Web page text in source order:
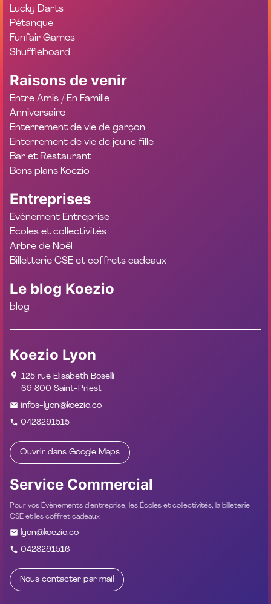
Lucky Darts
Pétanque
Funfair Games
Shuffleboard
Raisons de venir
Entre Amis / En Famille
Anniversaire
Enterrement de vie de garçon
Enterrement de vie de jeune fille
Bar et Restaurant
Bons plans Koezio
Entreprises
Evènement Entreprise
Ecoles et collectivités
Arbre de Noël
Billetterie CSE et coffrets cadeaux
Le blog Koezio
blog
Koezio Lyon
125 rue Elisabeth Boselli
69 800 Saint-Priest
infos-lyon@koezio.co
0428291515
Ouvrir dans Google Maps
Service Commercial
Pour vos Évènements d’entreprise, les Écoles et collectivités, la billeterie
CSE et les coffret cadeaux
lyon@koezio.co
0428291516
Nous contacter par mail